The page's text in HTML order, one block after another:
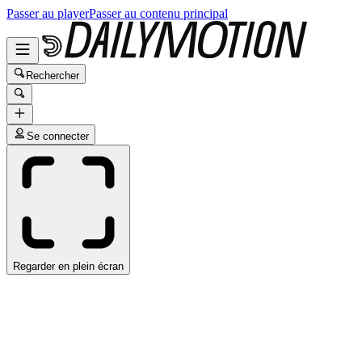
Passer au playerPasser au contenu principal
Rechercher
Se connecter
Regarder en plein écran